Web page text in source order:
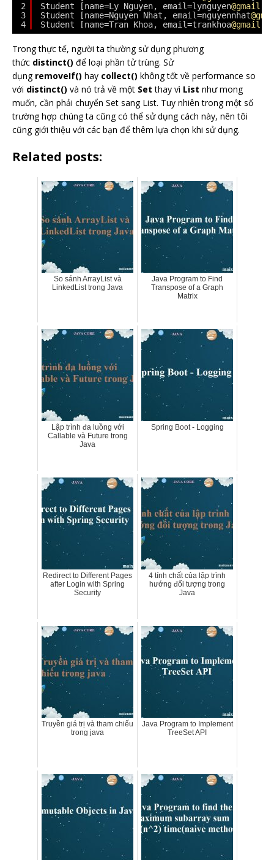
2
3
4
Student [name=Ly Nguyen, email=lynguyen@gmail
Student [name=Nguyen Nhat, email=nguyennhat
Student [name=Tran Khoa, email=trankhoa@gmail
Trong thực tế, người ta thường sử dụng phương
thức distinct() để loại phần tử trùng. Sử
dụng removeIf() hay collect() không tốt về performance so
với distinct() và nó trả về một Set thay vì List như mong
muốn, cần phải chuyển Set sang List. Tuy nhiên trong một số
trường hợp chúng ta cũng có thể sử dụng cách này, nên tôi
cũng giới thiệu với các bạn để thêm lựa chọn khi sử dụng.
Related posts:
So sánh ArrayList và
LinkedList trong Java
Java Program to Find
Transpose of a Graph
Matrix
Lập trình đa luồng với
Callable và Future trong
Java
Spring Boot - Logging
Redirect to Different Pages
after Login with Spring
Security
4 tính chất của lập trình
hướng đối tượng trong
Java
Truyền giá trị và tham chiếu
trong java
Java Program to Implement
TreeSet API